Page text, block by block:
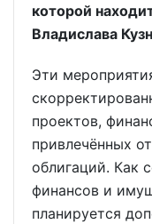
которой
Владислава
Эти
проектов,
привлечённых
облигаций. Как
финансов и
планируется